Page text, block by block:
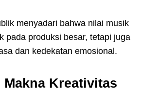
menyadari bahwa nilai musik
pada produksi besar, tetapi juga
dan kedekatan emosional.
Makna Kreativitas